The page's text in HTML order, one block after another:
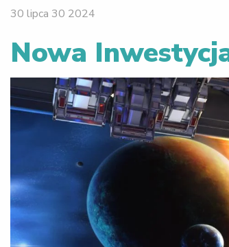
30 lipca 30 2024
Nowa